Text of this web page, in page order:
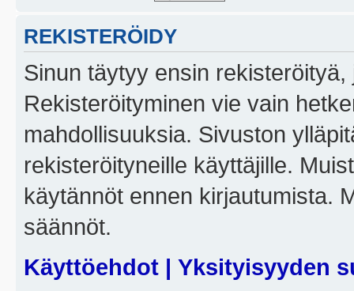
REKISTERÖIDY
Sinun täytyy ensin
Rekisteröityminen vie vain
mahdollisuuksia. Sivuston
rekisteröityneille käyttäjille.
käytännöt ennen kirjautumista.
säännöt.
Käyttöehdot | Yksityisyyden